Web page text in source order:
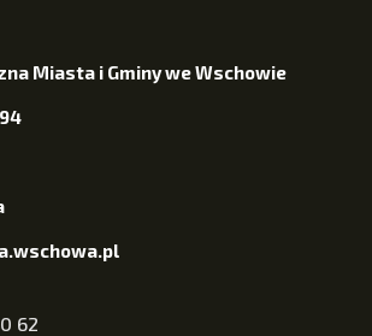
Miasta i Gminy we Wschowie
62